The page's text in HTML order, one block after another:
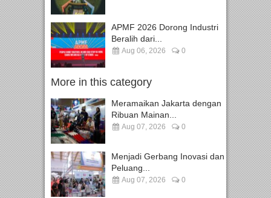
APMF 2026 Dorong Industri
Beralih dari...
Aug 06, 2026 0
More in this category
Meramaikan Jakarta dengan
Ribuan Mainan...
Aug 07, 2026 0
Menjadi Gerbang Inovasi dan
Peluang...
Aug 07, 2026 0